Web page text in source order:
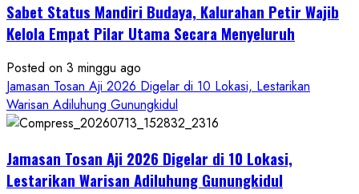
Nasional,
Ruwatan
Petilasan
Sendangwangi
Mohon
Restu
Hayuning
Bawono
Sabet Status Mandiri Budaya, Kalurahan Petir Wajib
Kelola Empat Pilar Utama Secara Menyeluruh
Posted on 3 minggu ago
Jamasan Tosan Aji 2026 Digelar di 10 Lokasi, Lestarikan
Warisan Adiluhung Gunungkidul
Jamasan Tosan Aji 2026 Digelar di 10 Lokasi,
Lestarikan Warisan Adiluhung Gunungkidul